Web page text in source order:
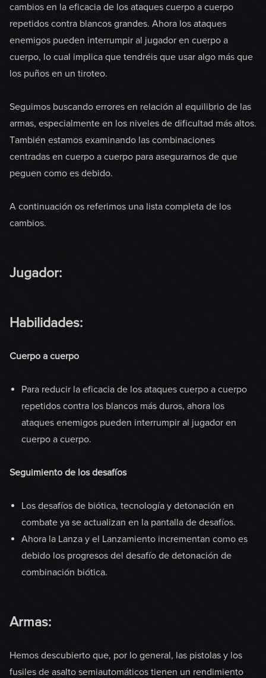
cambios en la eficacia de los ataques cuerpo a cuerpo
repetidos contra blancos grandes. Ahora los ataques
enemigos pueden interrumpir al jugador en cuerpo a
cuerpo, lo cual implica que tendréis que usar algo más que
los puños en un tiroteo.
Seguimos buscando errores en relación al equilibrio de las
armas, especialmente en los niveles de dificultad más altos.
También estamos examinando las combinaciones
centradas en cuerpo a cuerpo para asegurarnos de que
peguen como es debido.
A continuación os referimos una lista completa de los
cambios.
Jugador:
Habilidades:
Cuerpo a cuerpo
Para reducir la eficacia de los ataques cuerpo a cuerpo
repetidos contra los blancos más duros, ahora los
ataques enemigos pueden interrumpir al jugador en
cuerpo a cuerpo.
Seguimiento de los desafíos
Los desafíos de biótica, tecnología y detonación en
combate ya se actualizan en la pantalla de desafíos.
Ahora la Lanza y el Lanzamiento incrementan como es
debido los progresos del desafío de detonación de
combinación biótica.
Armas:
Hemos descubierto que, por lo general, las pistolas y los
fusiles de asalto semiautomáticos tienen un rendimiento